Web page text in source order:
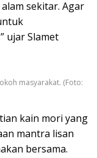
sekitar. Agar
ujar Slamet
masyarakat. (Foto:
kain mori yang
mantra lisan
bersama.